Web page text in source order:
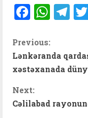
C
o
n
t
Previous:
Lənkəranda
xəstəxanada
Next:
Cəlilabad